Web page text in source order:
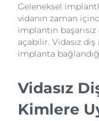
Geleneksel
vidanın zaman
implantın
açabilir. Vidasız
implanta
Vidasız
Kimlere